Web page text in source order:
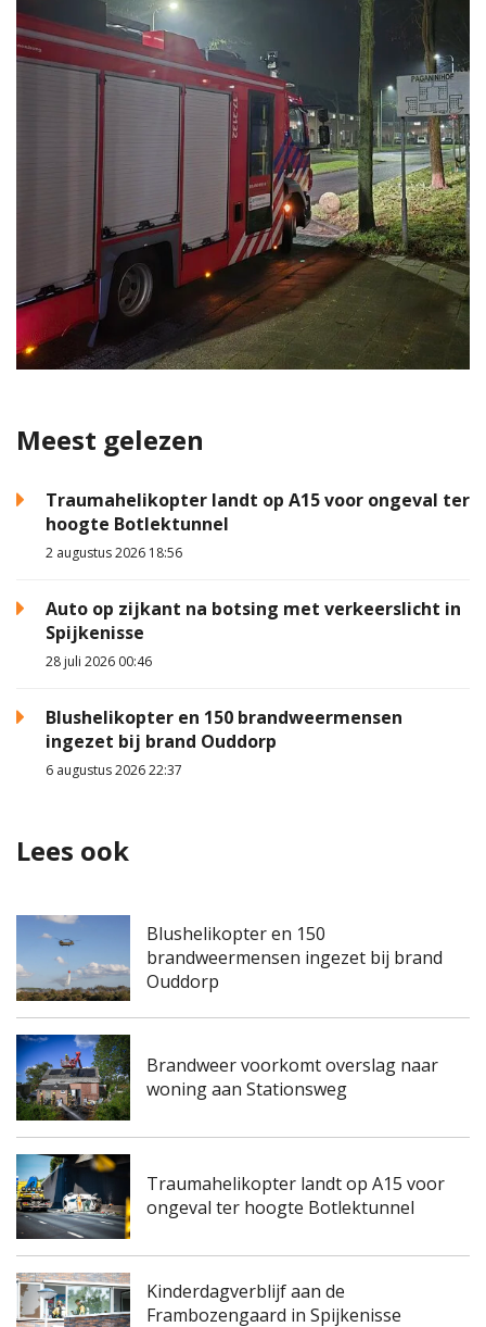
Meest gelezen
Traumahelikopter landt op A15 voor ongeval ter
hoogte Botlektunnel
2 augustus 2026 18:56
Auto op zijkant na botsing met verkeerslicht in
Spijkenisse
28 juli 2026 00:46
Blushelikopter en 150 brandweermensen
ingezet bij brand Ouddorp
6 augustus 2026 22:37
Lees ook
Blushelikopter en 150
brandweermensen ingezet bij brand
Ouddorp
Brandweer voorkomt overslag naar
woning aan Stationsweg
Traumahelikopter landt op A15 voor
ongeval ter hoogte Botlektunnel
Kinderdagverblijf aan de
Frambozengaard in Spijkenisse